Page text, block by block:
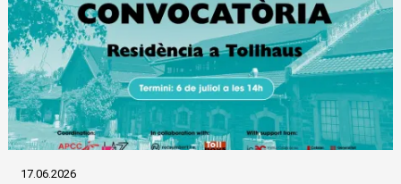
17.06.2026